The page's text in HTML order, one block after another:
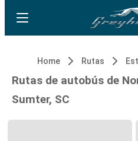
Home Rutas
Rutas de autobús de
Sumter, SC